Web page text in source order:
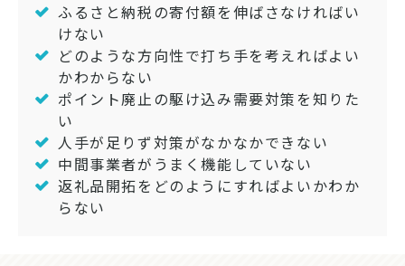
ふるさと納税の寄付額を伸ばさなければい
けない
どのような方向性で打ち手を考えればよい
かわからない
ポイント廃止の駆け込み需要対策を知りた
い
人手が足りず対策がなかなかできない
中間事業者がうまく機能していない
返礼品開拓をどのようにすればよいかわか
らない